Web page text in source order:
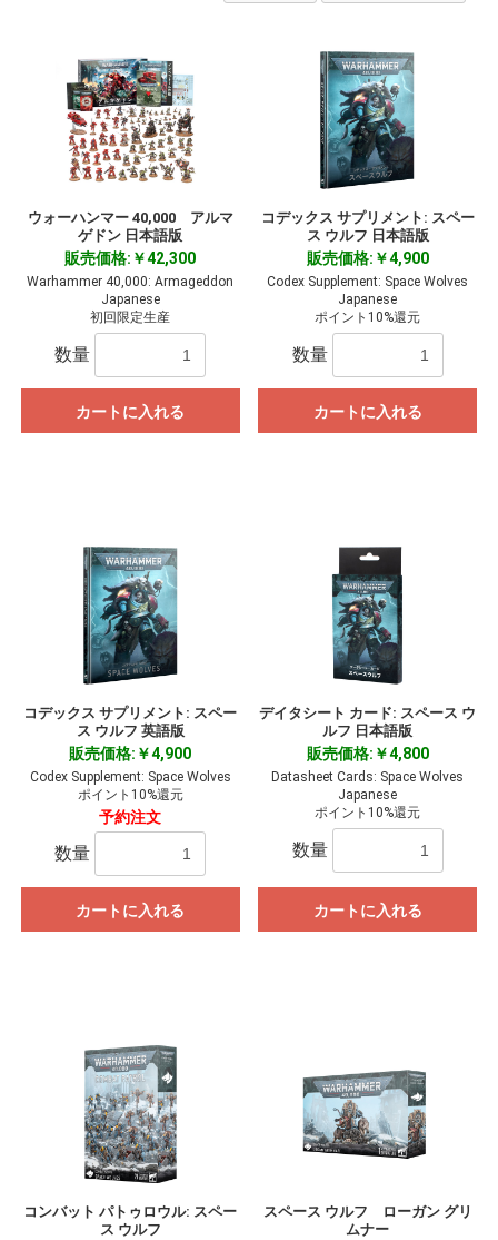
ウォーハンマー 40,000 アルマ
ゲドン 日本語版
販売価格:￥42,300
Warhammer 40,000: Armageddon
Japanese
初回限定生産
数量
カートに入れる
コデックス サプリメント: スペー
ス ウルフ 日本語版
販売価格:￥4,900
Codex Supplement: Space Wolves
Japanese
ポイント10%還元
数量
カートに入れる
コデックス サプリメント: スペー
ス ウルフ 英語版
販売価格:￥4,900
Codex Supplement: Space Wolves
ポイント10%還元
予約注文
数量
カートに入れる
デイタシート カード: スペース ウ
ルフ 日本語版
販売価格:￥4,800
Datasheet Cards: Space Wolves
Japanese
ポイント10%還元
数量
カートに入れる
コンバット パトゥロウル: スペー
ス ウルフ
スペース ウルフ ローガン グリ
ムナー